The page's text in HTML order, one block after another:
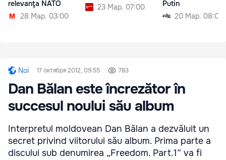
relevanţa NATO
28 Мар. 03:00
23 Мар. 07:00
Putin
20 Мар. 08:00
Noi 17 октября 2012, 09:55 783
Dan Bălan este încrezător în
succesul noului său album
Interpretul moldovean Dan Bălan a dezvăluit un
secret privind viitorului său album. Prima parte a
discului sub denumirea „Freedom. Part.1” va fi